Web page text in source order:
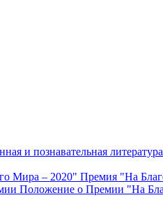
и познавательная литература
Мира – 2020" Премия "На
Положение о Премии "На